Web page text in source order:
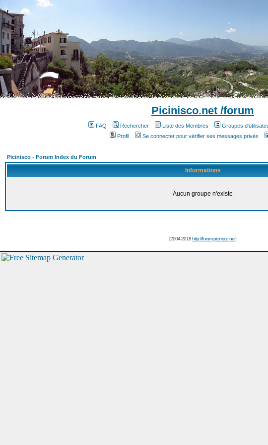
Picinisco.net /forum
FAQ Rechercher Liste des Membres Groupes
Profil
Se connecter pour vérifier ses messages privés
Picinisco - Forum Index du Forum
Informations
Aucun groupe n'existe
[2004-2018http://forum.picinisco.net]